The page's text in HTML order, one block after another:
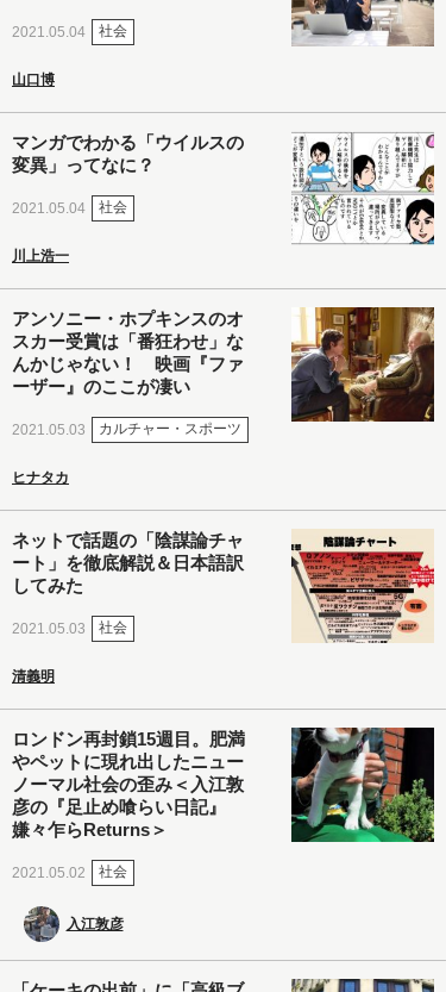
2021.05.04 社会
山口博
マンガでわかる「ウイルスの
変異」ってなに？
2021.05.04 社会
川上浩一
アンソニー・ホプキンスのオ
スカー受賞は「番狂わせ」な
んかじゃない！ 映画『ファ
ーザー』のここが凄い
2021.05.03 カルチャー・スポーツ
ヒナタカ
ネットで話題の「陰謀論チャ
ート」を徹底解説＆日本語訳
してみた
2021.05.03 社会
清義明
ロンドン再封鎖15週目。肥満
やペットに現れ出したニュー
ノーマル社会の歪み＜入江敦
彦の『足止め喰らい日記』
嫌々乍らReturns＞
2021.05.02 社会
入江敦彦